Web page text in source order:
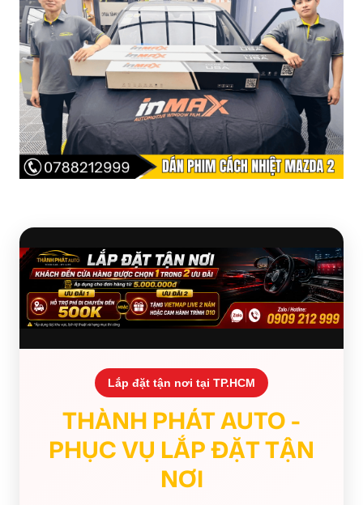
Lắp đặt tận nơi tại TP.HCM
THÀNH PHÁT AUTO -
PHỤC VỤ LẮP ĐẶT TẬN
NƠI